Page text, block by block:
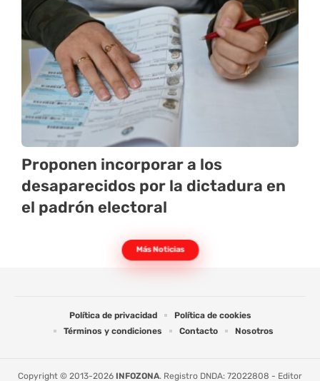
Proponen incorporar a los
desaparecidos por la dictadura en
el padrón electoral
Más Noticias
Política de privacidad
Política de cookies
Términos y condiciones
Contacto Nosotros
Copyright © 2013-2026 INFOZONA. Registro DNDA: 72022808 - Editor